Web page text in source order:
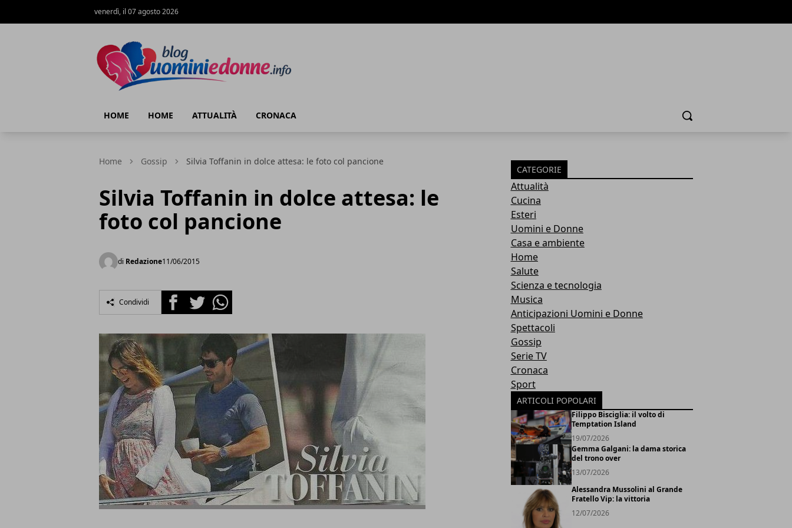
venerdì, il 07 agosto 2026
HOME HOME ATTUALITÀ CRONACA Cerca
Home Gossip Silvia Toffanin in dolce attesa: le foto col pancione
Silvia Toffanin in dolce attesa: le
foto col pancione
di Redazione11/06/2015
Condividi FacebookTwitterWhatsapp
CATEGORIE
Attualità
Cucina
Esteri
Uomini e Donne
Casa e ambiente
Home
Salute
Scienza e tecnologia
Musica
Anticipazioni Uomini e Donne
Spettacoli
Gossip
Serie TV
Cronaca
Sport
ARTICOLI POPOLARI
Filippo Bisciglia: il volto di
Temptation Island
19/07/2026
Gemma Galgani: la dama storica
del trono over
13/07/2026
Alessandra Mussolini al Grande
Fratello Vip: la vittoria
12/07/2026